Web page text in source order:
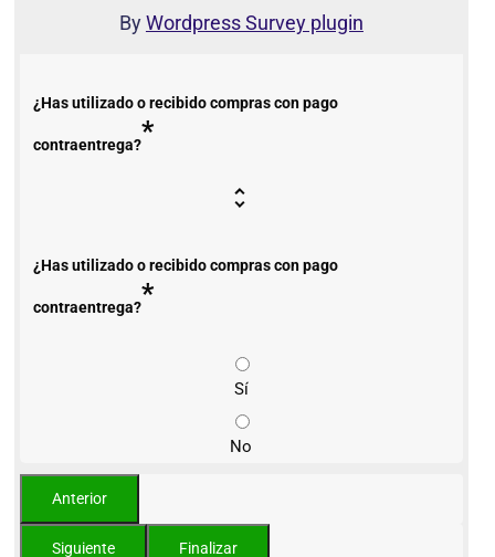
ByWordpress Survey plugin
¿Has utilizado o recibido compras con pago
contraentrega?*
¿Has utilizado o recibido compras con pago
contraentrega?*
Sí
No